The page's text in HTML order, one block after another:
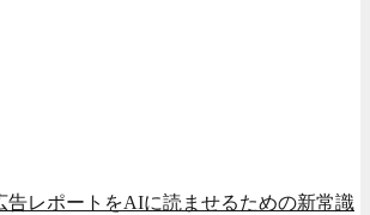
告レポートをAIに読ませるための新常識